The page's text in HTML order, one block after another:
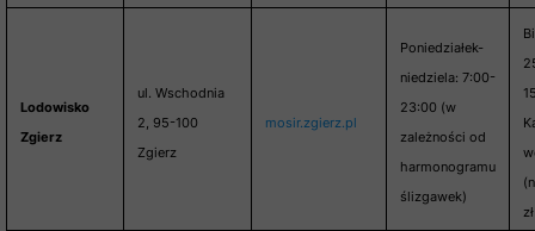
Lodowisko
Zgierz
ul. Wschodnia
2, 95-100
Zgierz
mosir.zgierz.pl
Poniedziałek-
niedziela: 7:00-
23:00 (w
zależności od
harmonogramu
ślizgawek)